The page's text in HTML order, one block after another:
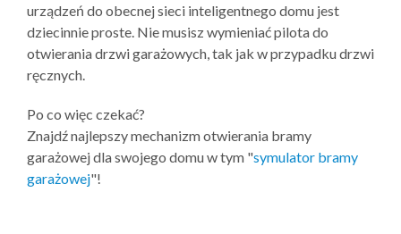
urządzeń do obecnej sieci inteligentnego domu jest
dziecinnie proste. Nie musisz wymieniać pilota do
otwierania drzwi garażowych, tak jak w przypadku drzwi
ręcznych.
Po co więc czekać?
Znajdź najlepszy mechanizm otwierania bramy
garażowej dla swojego domu w tym "symulator bramy
garażowej"!